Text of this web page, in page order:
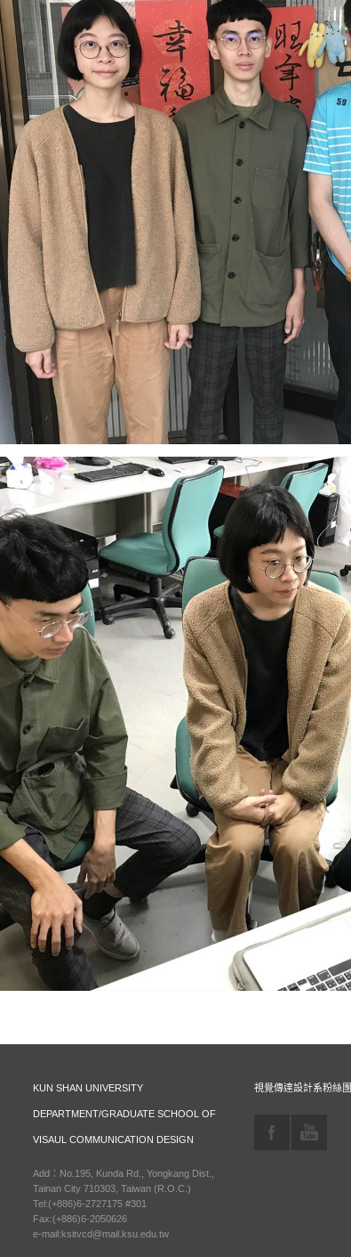
KUN SHAN UNIVERSITY
DEPARTMENT/GRADUATE SCHOOL OF
VISAUL COMMUNICATION DESIGN
Add：No.195, Kunda Rd., Yongkang Dist.,
Tainan City 710303, Taiwan (R.O.C.)
Tel:(+886)6-2727175 #301
Fax:(+886)6-2050626
e-mail:ksitvcd@mail.ksu.edu.tw
視覺傳達設計系粉絲團